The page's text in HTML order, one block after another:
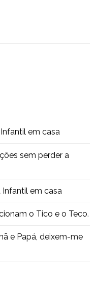
em casa
sem perder a
Infantil em casa
o Tico e o Teco.
e Papá, deixem-me